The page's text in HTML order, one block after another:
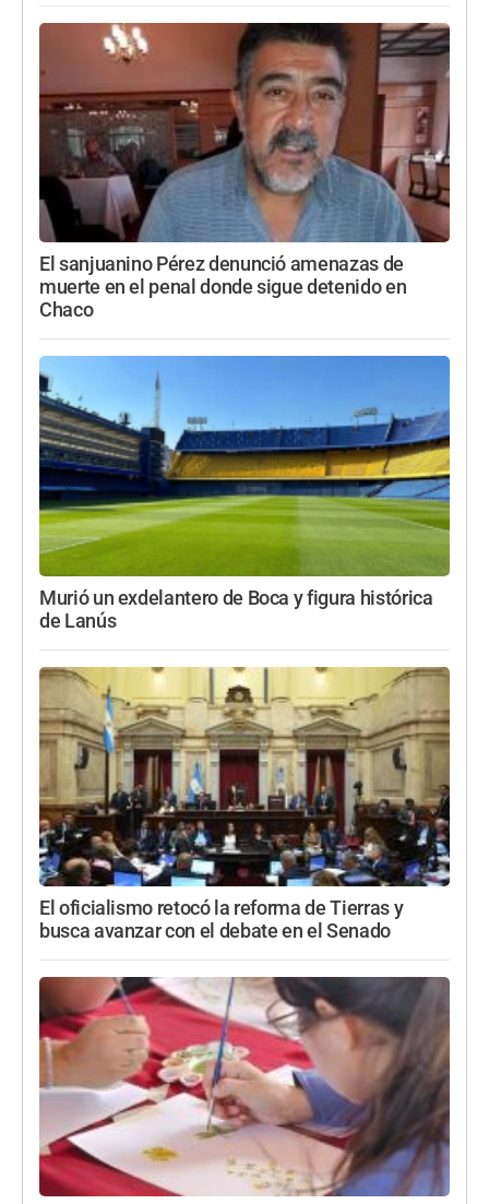
El sanjuanino Pérez denunció amenazas de
muerte en el penal donde sigue detenido en
Chaco
Murió un exdelantero de Boca y figura histórica
de Lanús
El oficialismo retocó la reforma de Tierras y
busca avanzar con el debate en el Senado